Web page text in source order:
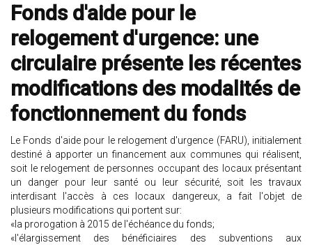
Fonds d'aide pour le
relogement d'urgence: une
circulaire présente les récentes
modifications des modalités de
fonctionnement du fonds
Le Fonds d'aide pour le relogement d'urgence (FARU), initialement
destiné à apporter un financement aux communes qui réalisent,
soit le relogement de personnes occupant des locaux présentant
un danger pour leur santé ou leur sécurité, soit les travaux
interdisant l'accès à ces locaux dangereux, a fait l'objet de
plusieurs modifications qui portent sur:
«la prorogation à 2015 de l'échéance du fonds;
«l'élargissement des bénéficiaires des subventions aux